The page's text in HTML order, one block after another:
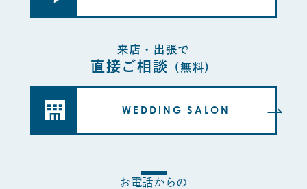
来店・出張で
直接ご相談 （無料）
WEDDING SALON
お電話からの